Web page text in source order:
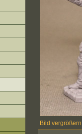
Bild vergrößern